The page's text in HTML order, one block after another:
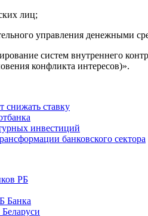
лиц;
управления денежными
систем внутреннего
конфликта интересов)».
снижать ставку
инвестиций
банковского сектора
РБ
Банка